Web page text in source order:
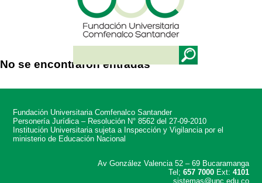
ADMISIONES
PROGRAMAS
TÉCNICOS LABORALES
BIENESTAR
BIBLIOTECA
EDUCACIÓN CONTINUA
No se encontraron entradas
Fundación Universitaria Comfenalco Santander
Personería Jurídica – Resolución N° 8562 del 27-09-2010
Institución Universitaria sujeta a Inspección y Vigilancia por el
ministerio de Educación Nacional
Av González Valencia 52 – 69 Bucaramanga
Tel; 657 7000Ext: 4101
sistemas@unc.edu.co